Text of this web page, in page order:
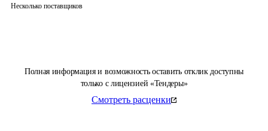
Полная информация и возможность оставить отклик доступны
только с лицензией «Тендеры»
Смотреть расценки
Несколько поставщиков